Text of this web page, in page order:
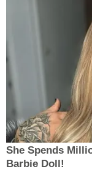
She Spends
Barbie Doll!